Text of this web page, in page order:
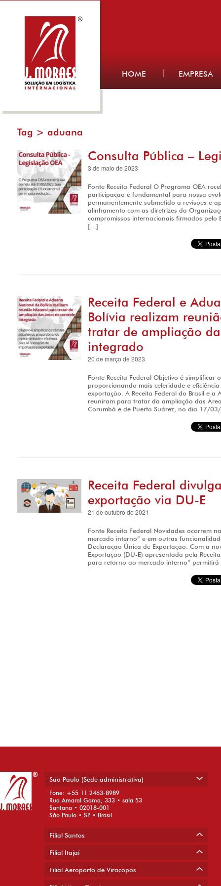
HOME EMPRESA
Tag > aduana
Consulta Pública –
3 de maio de 2023
Fonte Receita Federal O Programa OEA
participação é fundamental para nossa
permanentemente submetido a revisões e
alinhamento com as diretrizes da
compromissos internacionais firmados pelo
[…]
Receita Federal e
Bolívia realizam
tratar de ampliação
integrado
20 de março de 2023
Fonte Receita Federal Objetivo é simplificar
proporcionando mais celeridade e
exportação. A Receita Federal do Brasil e a
reuniram para tratar da ampliação das
Corumbá e de Puerto Suárez, no dia 17/
Receita Federal
exportação via DU-E
21 de outubro de 2021
Fonte Receita Federal Novidades ocorrem
mercado interno” e em outras
Declaração Única de Exportação. Com a
Exportação (DU-E) apresentada pela
para retorno ao mercado interno”
São Paulo (Sede administrativa)
Fone: +55 11 2463-8989
Rua Amaral Gama, 333 • sala 53
Santana • 02018-001
São Paulo • SP • Brasil
Filial Santos
Filial Itajaí
Filial Aeroporto de Viracopos